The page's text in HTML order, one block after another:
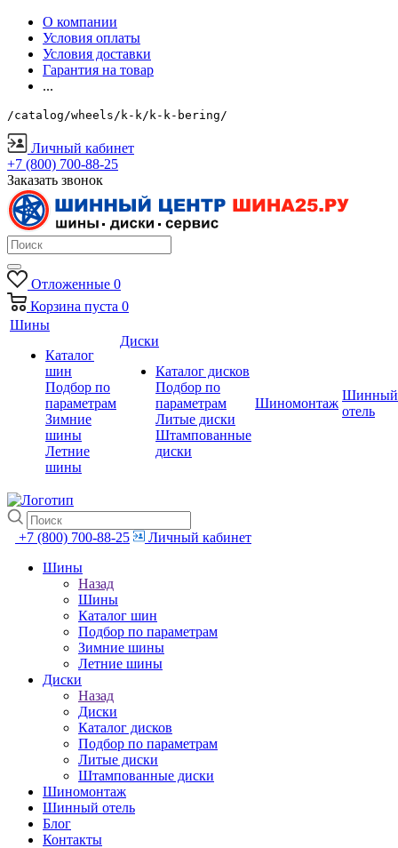
О компании
Условия оплаты
Условия доставки
Гарантия на товар
...
/catalog/wheels/k-k/k-k-bering/
Личный кабинет
+7 (800) 700-88-25
Заказать звонок
Отложенные 0
Корзина пуста 0
Шины
Каталог
шин
Подбор по
параметрам
Зимние
шины
Летние
шины
Диски
Каталог дисков
Подбор по
параметрам
Литые диски
Штампованные
диски
Шиномонтаж
Шинный
отель
+7 (800) 700-88-25
Личный кабинет
Шины
Назад
Шины
Каталог шин
Подбор по параметрам
Зимние шины
Летние шины
Диски
Назад
Диски
Каталог дисков
Подбор по параметрам
Литые диски
Штампованные диски
Шиномонтаж
Шинный отель
Блог
Контакты